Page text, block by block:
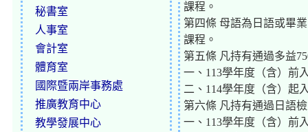
秘書室
人事室
會計室
體育室
國際暨兩岸事務處
推廣教育中心
教學發展中心
課程。
第四條 母語為日語或畢
課程。
第五條 凡持有通過多益
一、113學年度（含）前
二、114學年度（含）起
第六條 凡持有通過日語
一、113學年度（含）前